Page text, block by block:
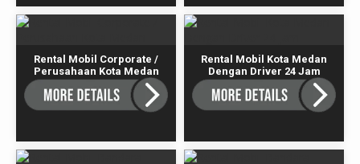
Rental Mobil Corporate /
Perusahaan Kota Medan
Rental Mobil Kota Medan
Dengan Driver 24 Jam